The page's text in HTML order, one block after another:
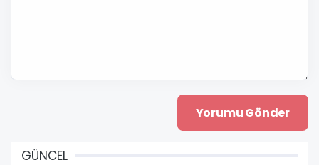
GÜNCEL